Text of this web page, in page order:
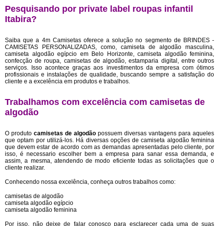
Pesquisando por private label roupas infantil
Itabira?
Saiba que a 4m Camisetas oferece a solução no segmento de BRINDES -
CAMISETAS PERSONALIZADAS, como, camiseta de algodão masculina,
camiseta algodão egípcio em Belo Horizonte, camiseta algodão feminina,
confecção de roupa, camisetas de algodão, estamparia digital, entre outros
serviços. Isso acontece graças aos investimentos da empresa com ótimos
profissionais e instalações de qualidade, buscando sempre a satisfação do
cliente e a excelência em produtos e trabalhos.
Trabalhamos com excelência com camisetas de
algodão
O produto camisetas de algodão possuem diversas vantagens para aqueles
que optam por utilizá-los. Há diversas opções de camiseta algodão feminina
que devem estar de acordo com as demandas apresentadas pelo cliente, por
isso, é necessario escolher bem a empresa para sanar essa demanda, e
assim, a mesma, atendendo de modo eficiente todas as solicitações que o
cliente realizar.
Conhecendo nossa excelência, conheça outros trabalhos como:
camisetas de algodão
camiseta algodão egípcio
camiseta algodão feminina
Por isso, não deixe de falar conosco para esclarecer cada uma de suas